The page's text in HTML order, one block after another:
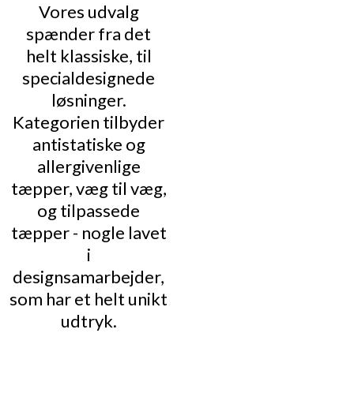
Vores udvalg
spænder fra det
helt klassiske, til
specialdesignede
løsninger.
Kategorien tilbyder
antistatiske og
allergivenlige
tæpper, væg til væg,
og tilpassede
tæpper - nogle lavet
i
designsamarbejder,
som har et helt unikt
udtryk.​